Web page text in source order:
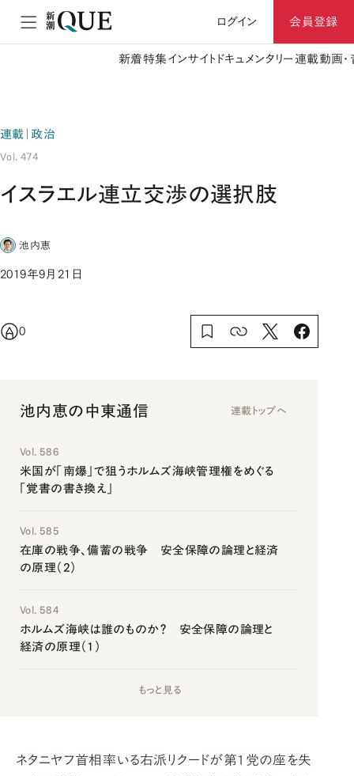
ログイン 会員登録
新着特集 インサイト ドキュメンタリー 連載動画
連載｜政治
Vol. 474
イスラエル連立交渉の選択肢
池内恵
2019年9月21日
0
池内恵の中東通信 連載トップへ
Vol. 586
米国が「南爆」で狙うホルムズ海峡管理権をめぐる
「覚書の書き換え」
Vol. 585
在庫の戦争、備蓄の戦争 安全保障の論理と経済
の原理（2）
Vol. 584
ホルムズ海峡は誰のものか？ 安全保障の論理と
経済の原理（1）
もっと見る
ネタニヤフ首相率いる右派リクードが第1党の座を失